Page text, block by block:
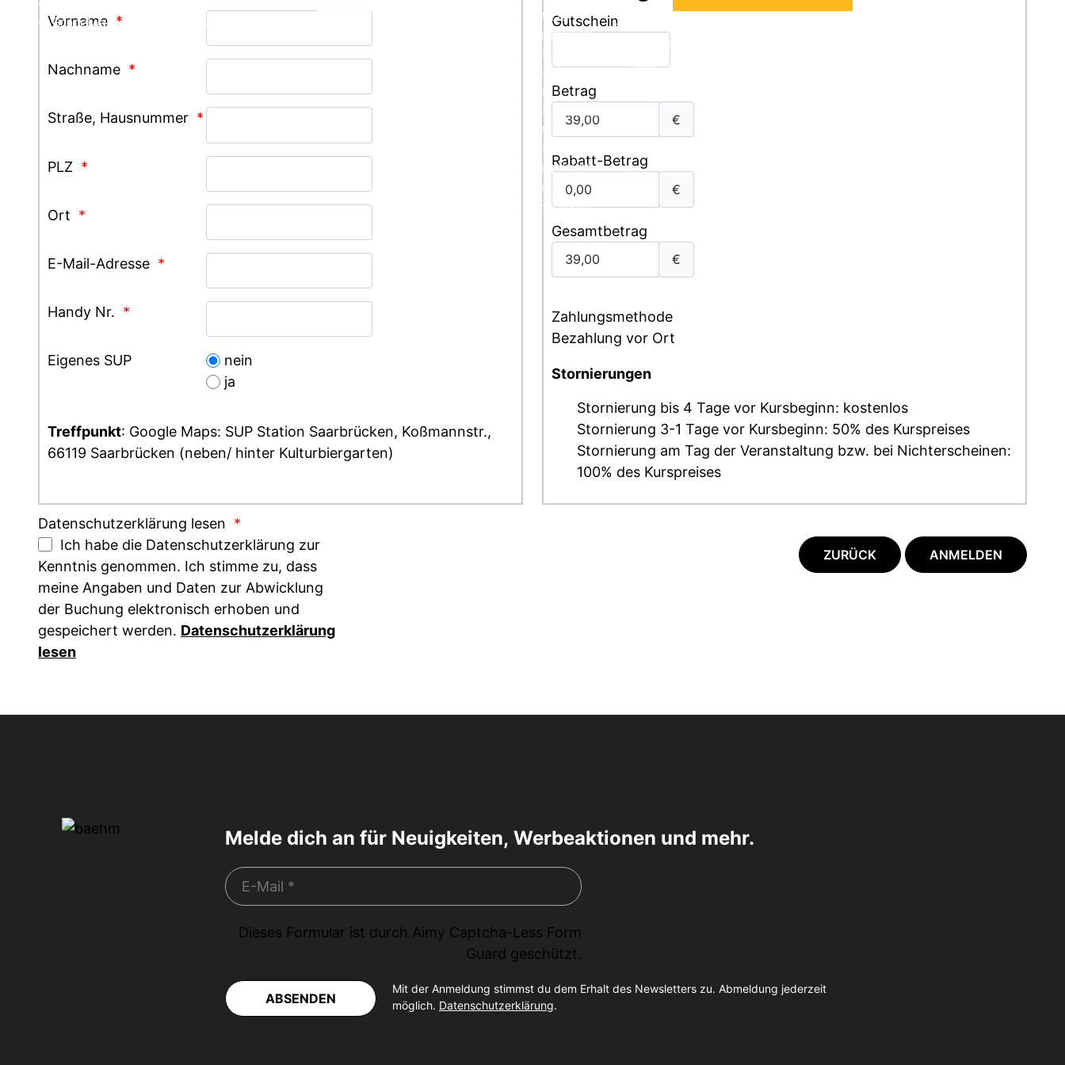
Grindelwald
Service buchen
Kurse in
Saarbrücken
Losheimer
See
Trier (Mosel)
Saarbrücken
(Saar)
SUP Touren
Trier
Losheim
Kanu Touren
Vorname *
Nachname *
Straße, Hausnummer *
PLZ *
Ort *
E-Mail-Adresse *
Handy Nr. *
Eigenes SUP
nein
ja
Treffpunkt: Google Maps: SUP Station Saarbrücken, Koßmannstr.,
66119 Saarbrücken (neben/ hinter Kulturbiergarten)
Gutschein
Betrag
€
Rabatt-Betrag
€
Gesamtbetrag
€
Zahlungsmethode
Bezahlung vor Ort
Stornierungen
Stornierung bis 4 Tage vor Kursbeginn: kostenlos
Stornierung 3-1 Tage vor Kursbeginn: 50% des Kurspreises
Stornierung am Tag der Veranstaltung bzw. bei Nichterscheinen:
100% des Kurspreises
Datenschutzerklärung lesen *
Ich habe die Datenschutzerklärung zur
Kenntnis genommen. Ich stimme zu, dass
meine Angaben und Daten zur Abwicklung
der Buchung elektronisch erhoben und
gespeichert werden. Datenschutzerklärung
lesen
Melde dich an für Neuigkeiten, Werbeaktionen und mehr.
Dieses Formular ist durch Aimy Captcha-Less Form
Guard geschützt.
ABSENDEN
Mit der Anmeldung stimmst du dem Erhalt des Newsletters zu. Abmeldung jederzeit
möglich. Datenschutzerklärung.